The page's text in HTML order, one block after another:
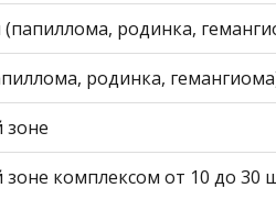
родинка,
родинка,
зоне
комплексом от 10 до 30